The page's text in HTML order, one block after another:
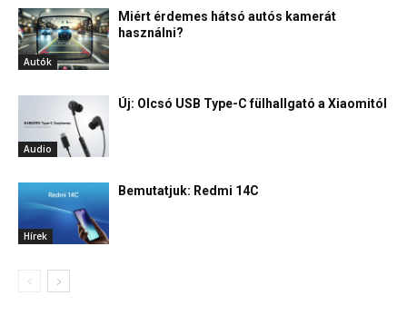
Autók
Miért érdemes hátsó autós kamerát
használni?
Audio
Új: Olcsó USB Type-C fülhallgató a Xiaomitól
Hírek
Bemutatjuk: Redmi 14C